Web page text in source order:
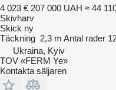
4 023 € 207 000 UAH ≈ 44
Skivharv
Skick ny
Täckning 2,3 m Antal rader
Ukraina, Kyiv
TOV «FERM Ye»
Kontakta säljaren